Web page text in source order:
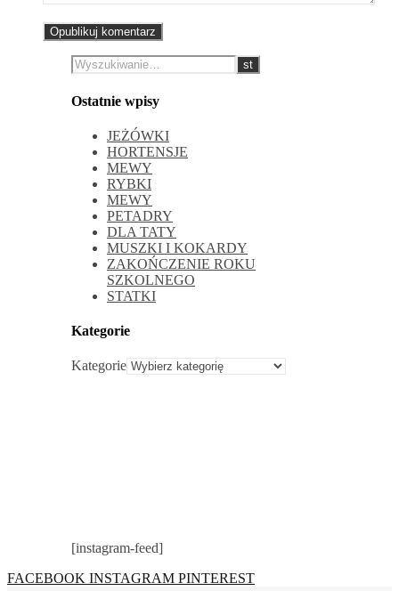
Ostatnie wpisy
JEŻÓWKI
HORTENSJE
MEWY
RYBKI
MEWY
PETADRY
DLA TATY
MUSZKI I KOKARDY
ZAKOŃCZENIE ROKU
SZKOLNEGO
STATKI
Kategorie
Kategorie
[instagram-feed]
FACEBOOK INSTAGRAM PINTEREST